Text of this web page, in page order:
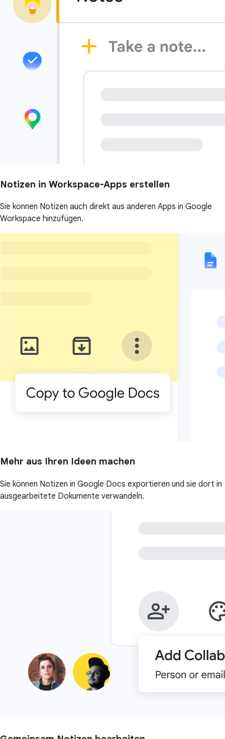
Notizen in Workspace-Apps erstellen
Sie können Notizen auch direkt aus anderen Apps in Google
Workspace hinzufügen.
Mehr aus Ihren Ideen machen
Sie können Notizen in Google Docs exportieren und sie dort in
ausgearbeitete Dokumente verwandeln.